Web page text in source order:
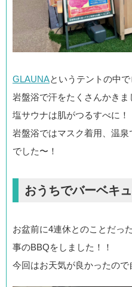
GLAUNAというテントの中
岩盤浴で汗をたくさんかきま
塩サウナは肌がつるすべに！
岩盤浴ではマスク着用、温
でした〜！
おうちでバーベキ
お盆前に4連休とのことだっ
事のBBQをしました！！
今回はお天気が良かったので